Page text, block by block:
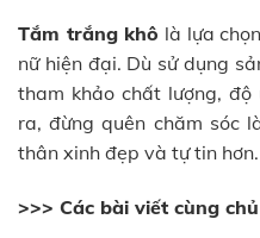
Tắm trắng khô là lựa
nữ hiện đại. Dù sử dụng
tham khảo chất lượng,
ra, đừng quên chăm sóc
thân xinh đẹp và tự tin hơn.
>>> Các bài viết cùng